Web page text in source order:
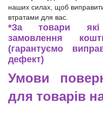
наших силах, щоб
втратами для вас.
*За товари які
замовлення
(гарантуємо
дефект)
Умови
для товарів